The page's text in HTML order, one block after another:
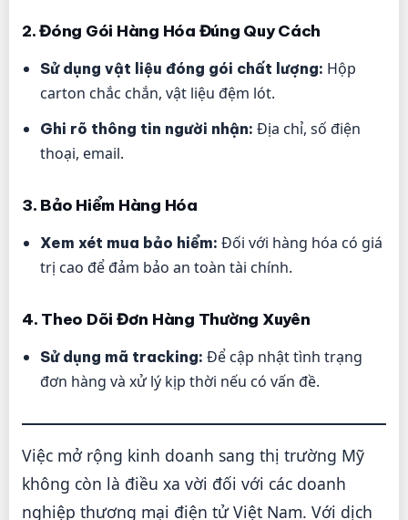
2. Đóng Gói Hàng Hóa Đúng Quy Cách
Sử dụng vật liệu đóng gói chất lượng: Hộp
carton chắc chắn, vật liệu đệm lót.
Ghi rõ thông tin người nhận: Địa chỉ, số điện
thoại, email.
3. Bảo Hiểm Hàng Hóa
Xem xét mua bảo hiểm: Đối với hàng hóa có giá
trị cao để đảm bảo an toàn tài chính.
4. Theo Dõi Đơn Hàng Thường Xuyên
Sử dụng mã tracking: Để cập nhật tình trạng
đơn hàng và xử lý kịp thời nếu có vấn đề.
Việc mở rộng kinh doanh sang thị trường Mỹ
không còn là điều xa vời đối với các doanh
nghiệp thương mại điện tử Việt Nam. Với dịch